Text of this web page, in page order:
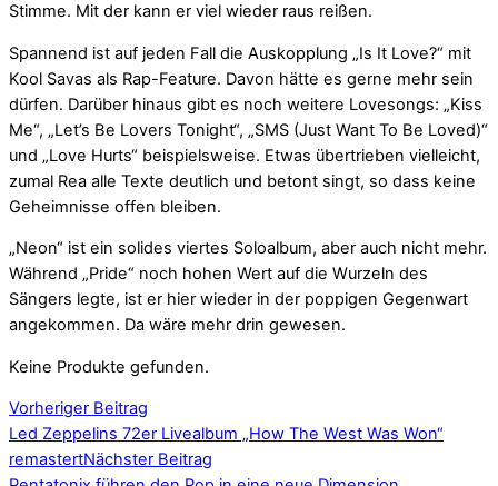
Stimme. Mit der kann er viel wieder raus reißen.
Spannend ist auf jeden Fall die Auskopplung „Is It Love?“ mit
Kool Savas als Rap-Feature. Davon hätte es gerne mehr sein
dürfen. Darüber hinaus gibt es noch weitere Lovesongs: „Kiss
Me“, „Let’s Be Lovers Tonight“, „SMS (Just Want To Be Loved)“
und „Love Hurts“ beispielsweise. Etwas übertrieben vielleicht,
zumal Rea alle Texte deutlich und betont singt, so dass keine
Geheimnisse offen bleiben.
„Neon“ ist ein solides viertes Soloalbum, aber auch nicht mehr.
Während „Pride“ noch hohen Wert auf die Wurzeln des
Sängers legte, ist er hier wieder in der poppigen Gegenwart
angekommen. Da wäre mehr drin gewesen.
Keine Produkte gefunden.
Vorheriger Beitrag
Led Zeppelins 72er Livealbum „How The West Was Won“
remastertNächster Beitrag